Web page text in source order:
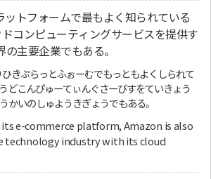
ットフォームで最もよく知られている
コンピューティングサービスを提供す
主要企業でもある。
きぷらっとふぉーむでもっともよくしられて
どこんぴゅーてぃんぐさーびすをていきょう
かいのしゅようきぎょうでもある。
e-commerce platform, Amazon is also
technology industry with its cloud